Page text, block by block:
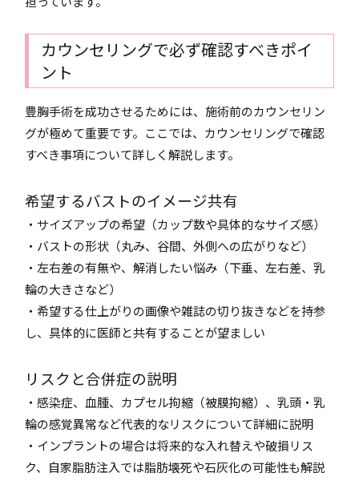
カウンセリングで必ず確認すべきポイ
ント
豊胸手術を成功させるためには、施術前のカウンセリン
グが極めて重要です。ここでは、カウンセリングで確認
すべき事項について詳しく解説します。
希望するバストのイメージ共有
・サイズアップの希望（カップ数や具体的なサイズ感）
・バストの形状（丸み、谷間、外側への広がりなど）
・左右差の有無や、解消したい悩み（下垂、左右差、乳
輪の大きさなど）
・希望する仕上がりの画像や雑誌の切り抜きなどを持参
し、具体的に医師と共有することが望ましい
リスクと合併症の説明
・感染症、血腫、カプセル拘縮（被膜拘縮）、乳頭・乳
輪の感覚異常など代表的なリスクについて詳細に説明
・インプラントの場合は将来的な入れ替えや破損リス
ク、自家脂肪注入では脂肪壊死や石灰化の可能性も解説